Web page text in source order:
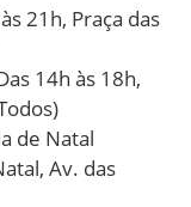
21h, Praça das
14h às 18h,
de Natal
Av. das